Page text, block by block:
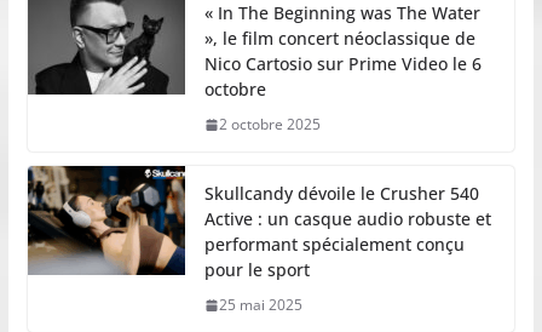
« In The Beginning was The Water
», le film concert néoclassique de
Nico Cartosio sur Prime Video le 6
octobre
2 octobre 2025
Skullcandy dévoile le Crusher 540
Active : un casque audio robuste et
performant spécialement conçu
pour le sport
25 mai 2025